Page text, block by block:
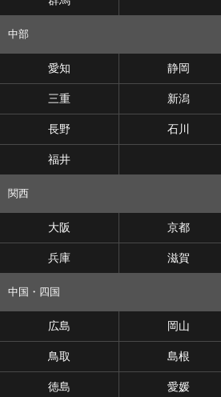
中部
愛知 静岡
三重 新潟
長野 石川
福井
関西
大阪 京都
兵庫 滋賀
中国・四国
広島 岡山
鳥取 島根
徳島 愛媛